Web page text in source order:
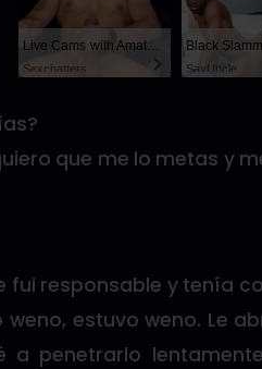
Sexchatters SayUncle
que me lo metas y
fui responsable y tenía
estuvo weno. Le
a penetrarlo